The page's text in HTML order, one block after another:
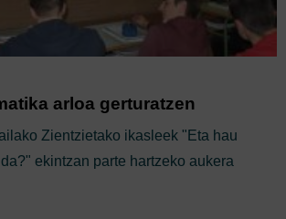
arloa gerturatzen
Zientzietako ikasleek "Eta hau
ekintzan parte hartzeko aukera